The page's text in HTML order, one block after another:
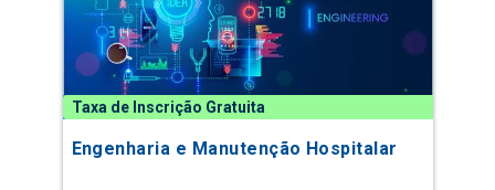
Taxa de Inscrição Gratuita
Engenharia e Manutenção Hospitalar